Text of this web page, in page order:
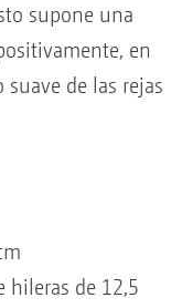
supone una
en
de las rejas
hileras de 12,5